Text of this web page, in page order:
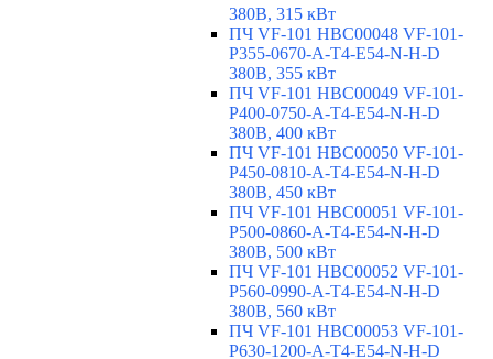
380В, 315 кВт
ПЧ VF-101 HBC00048 VF-101-
P355-0670-A-T4-E54-N-H-D
380В, 355 кВт
ПЧ VF-101 HBC00049 VF-101-
P400-0750-A-T4-E54-N-H-D
380В, 400 кВт
ПЧ VF-101 HBC00050 VF-101-
P450-0810-A-T4-E54-N-H-D
380В, 450 кВт
ПЧ VF-101 HBC00051 VF-101-
P500-0860-A-T4-E54-N-H-D
380В, 500 кВт
ПЧ VF-101 HBC00052 VF-101-
P560-0990-A-T4-E54-N-H-D
380В, 560 кВт
ПЧ VF-101 HBC00053 VF-101-
P630-1200-A-T4-E54-N-H-D